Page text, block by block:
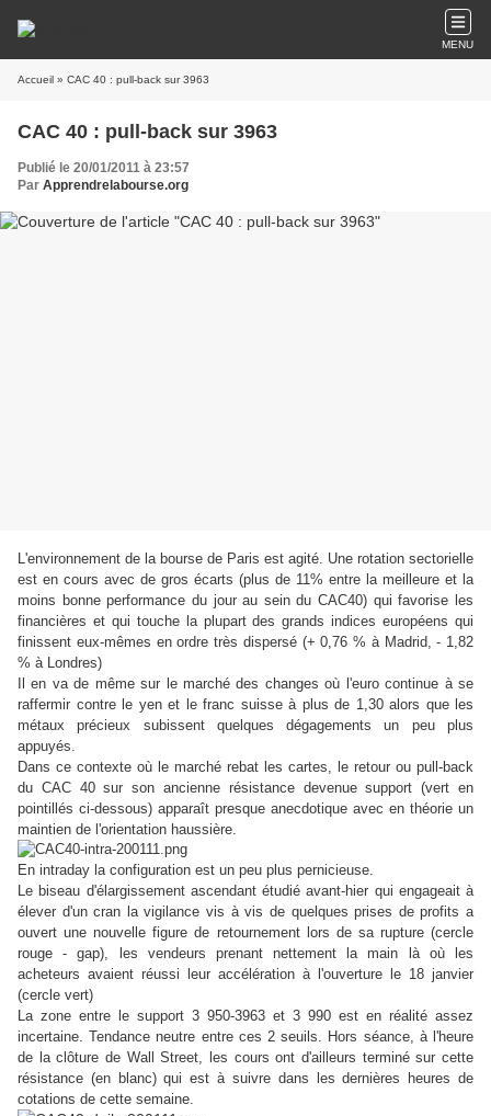
MENU
Accueil » CAC 40 : pull-back sur 3963
CAC 40 : pull-back sur 3963
Publié le 20/01/2011 à 23:57
Par Apprendrelabourse.org
L'environnement de la bourse de Paris est agité. Une rotation sectorielle
est en cours avec de gros écarts (plus de 11% entre la meilleure et la
moins bonne performance du jour au sein du CAC40) qui favorise les
financières et qui touche la plupart des grands indices européens qui
finissent eux-mêmes en ordre très dispersé (+ 0,76 % à Madrid, - 1,82
% à Londres)
Il en va de même sur le marché des changes où l'euro continue à se
raffermir contre le yen et le franc suisse à plus de 1,30 alors que les
métaux précieux subissent quelques dégagements un peu plus
appuyés.
Dans ce contexte où le marché rebat les cartes, le retour ou pull-back
du CAC 40 sur son ancienne résistance devenue support (vert en
pointillés ci-dessous) apparaît presque anecdotique avec en théorie un
maintien de l'orientation haussière.
En intraday la configuration est un peu plus pernicieuse.
Le biseau d'élargissement ascendant étudié avant-hier qui engageait à
élever d'un cran la vigilance vis à vis de quelques prises de profits a
ouvert une nouvelle figure de retournement lors de sa rupture (cercle
rouge - gap), les vendeurs prenant nettement la main là où les
acheteurs avaient réussi leur accélération à l'ouverture le 18 janvier
(cercle vert)
La zone entre le support 3 950-3963 et 3 990 est en réalité assez
incertaine. Tendance neutre entre ces 2 seuils. Hors séance, à l'heure
de la clôture de Wall Street, les cours ont d'ailleurs terminé sur cette
résistance (en blanc) qui est à suivre dans les dernières heures de
cotations de cette semaine.